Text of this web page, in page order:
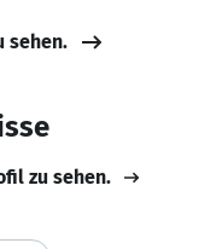
sehen.
zu sehen.